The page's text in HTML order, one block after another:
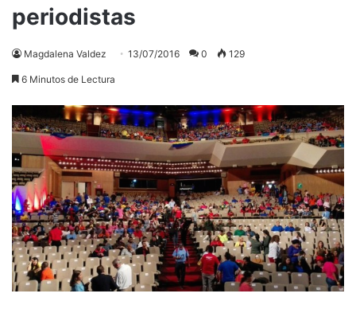
periodistas
Magdalena Valdez 13/07/2016 0 129
6 Minutos de Lectura